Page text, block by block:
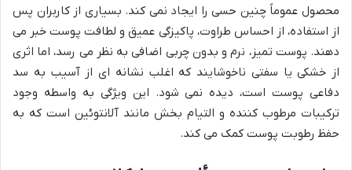
محصول عموماً چنین حسی را ایجاد نمی کند. بسیاری از کاربران پس
از استفاده، از احساس طراوت، پاکیزگی عمیق و لطافت پوست خبر می
دهند. پوست تمیز، نرم و بدون چربی اضافی به نظر می رسد، اما اثری
از خشکی یا سفتی ناخوشایند که اغلب نشانه ای از آسیب به سد
دفاعی پوست است، دیده نمی شود. این ویژگی به واسطه وجود
ترکیبات مرطوب کننده و التیام بخش مانند آلانتوئین است که به
حفظ رطوبت پوست کمک می کند.